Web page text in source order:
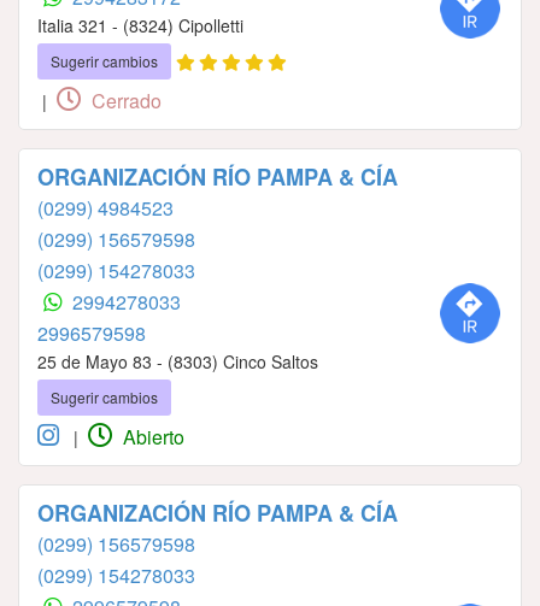
Italia 321 - (8324) Cipolletti
Sugerir cambios
| Cerrado
ORGANIZACIÓN RÍO PAMPA & CÍA
(0299) 4984523
(0299) 156579598
(0299) 154278033
2994278033
2996579598
25 de Mayo 83 - (8303) Cinco Saltos
Sugerir cambios
| Abierto
ORGANIZACIÓN RÍO PAMPA & CÍA
(0299) 156579598
(0299) 154278033